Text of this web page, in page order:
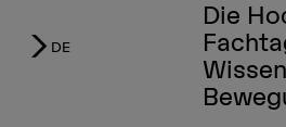
DE
Die